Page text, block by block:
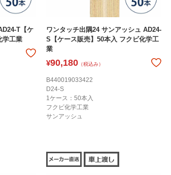
T【ケ
学工業
ワンタッチ出隅24 サンアッシュ AD24-
S【ケース販売】50本入 フクビ化学工
業
¥90,180 （税込み）
B440019033422
D24-S
1ケース：50本入
フクビ化学工業
サンアッシュ